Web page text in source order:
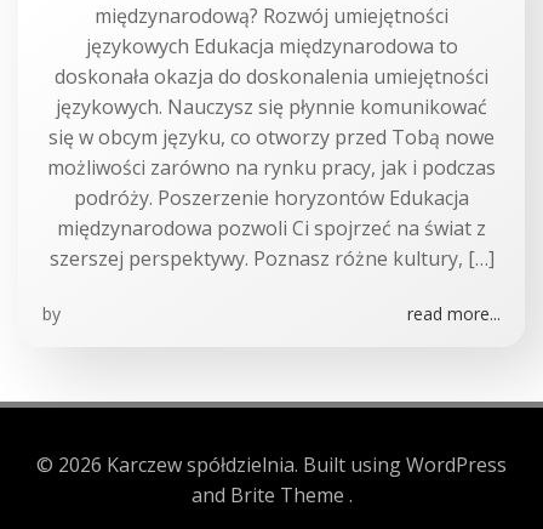
międzynarodową? Rozwój umiejętności
językowych Edukacja międzynarodowa to
doskonała okazja do doskonalenia umiejętności
językowych. Nauczysz się płynnie komunikować
się w obcym języku, co otworzy przed Tobą nowe
możliwości zarówno na rynku pracy, jak i podczas
podróży. Poszerzenie horyzontów Edukacja
międzynarodowa pozwoli Ci spojrzeć na świat z
szerszej perspektywy. Poznasz różne kultury, […]
by read more...
© 2026 Karczew spółdzielnia. Built using WordPress
and Brite Theme .